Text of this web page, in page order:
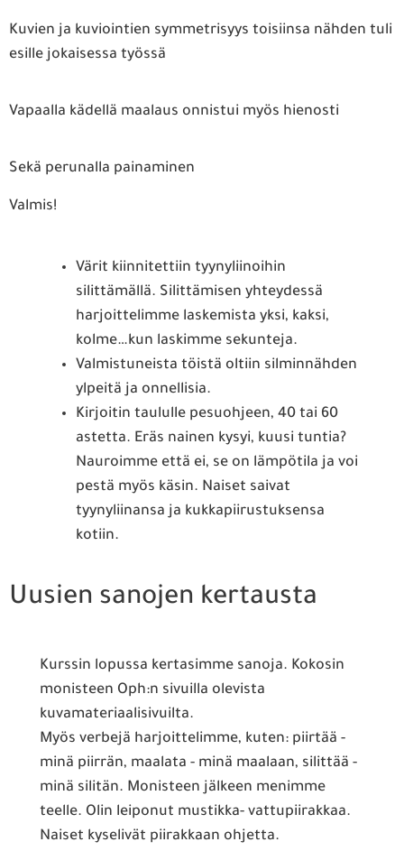
Kuvien ja kuviointien symmetrisyys toisiinsa nähden tuli
esille jokaisessa työssä
Vapaalla kädellä maalaus onnistui myös hienosti
Sekä perunalla painaminen
Valmis!
Värit kiinnitettiin tyynyliinoihin
silittämällä. Silittämisen yhteydessä
harjoittelimme laskemista yksi, kaksi,
kolme…kun laskimme sekunteja.
Valmistuneista töistä oltiin silminnähden
ylpeitä ja onnellisia.
Kirjoitin taululle pesuohjeen, 40 tai 60
astetta. Eräs nainen kysyi, kuusi tuntia?
Nauroimme että ei, se on lämpötila ja voi
pestä myös käsin. Naiset saivat
tyynyliinansa ja kukkapiirustuksensa
kotiin.
Uusien sanojen kertausta
Kurssin lopussa kertasimme sanoja. Kokosin
monisteen Oph:n sivuilla olevista
kuvamateriaalisivuilta.
Myös verbejä harjoittelimme, kuten: piirtää -
minä piirrän, maalata - minä maalaan, silittää -
minä silitän. Monisteen jälkeen menimme
teelle. Olin leiponut mustikka- vattupiirakkaa.
Naiset kyselivät piirakkaan ohjetta.